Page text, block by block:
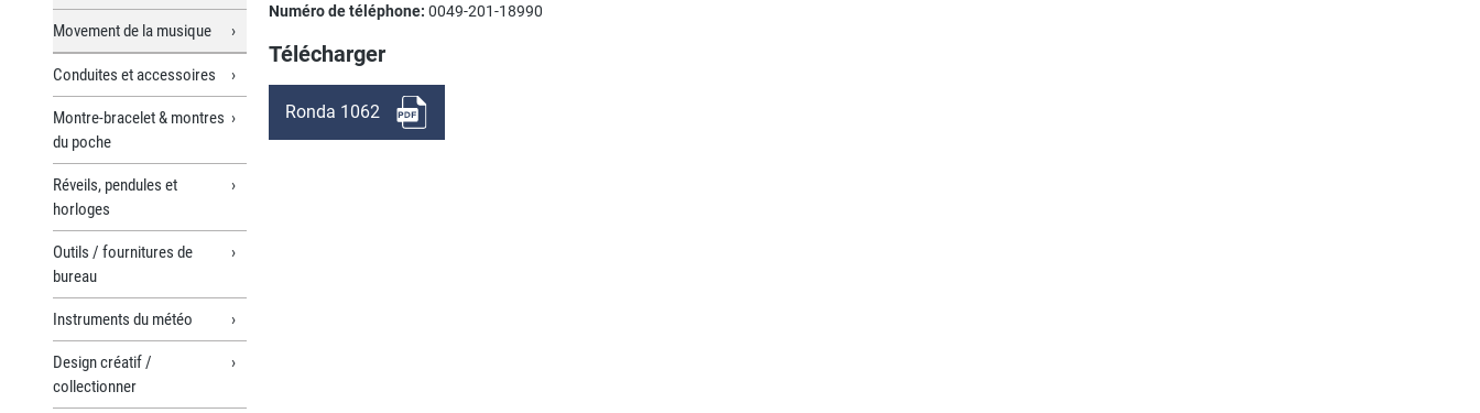
Movement de la musique
Conduites et accessoires
Montre-bracelet & montres
du poche
Réveils, pendules et
horloges
Outils / fournitures de
bureau
Instruments du météo
Design créatif /
collectionner
Numéro de téléphone: 0049-201-18990
Télécharger
Ronda 1062